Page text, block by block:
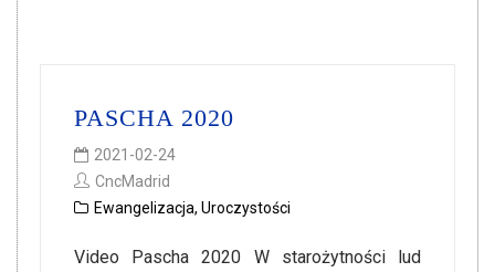
PASCHA 2020
2021-02-24
CncMadrid
Ewangelizacja, Uroczystości
Video Pascha 2020 W starożytności lud